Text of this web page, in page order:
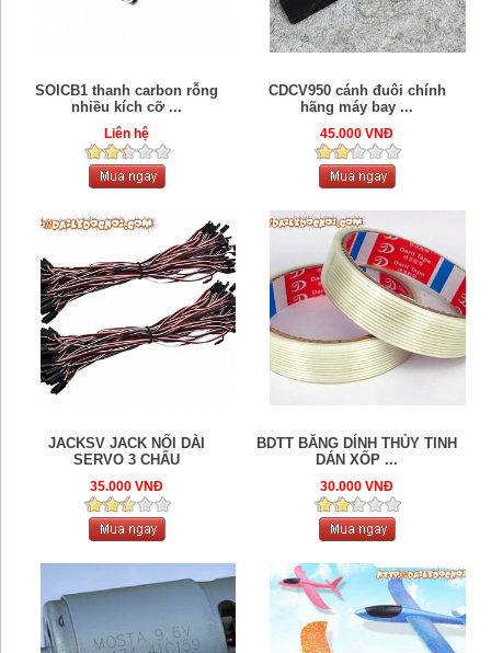
SOICB1 thanh carbon rỗng
nhiều kích cỡ ...
Liên hệ
CDCV950 cánh đuôi chính
hãng máy bay ...
45.000 VNĐ
JACKSV JACK NỐI DÀI
SERVO 3 CHẤU
35.000 VNĐ
BDTT BĂNG DÍNH THỦY TINH
DÁN XỐP ...
30.000 VNĐ